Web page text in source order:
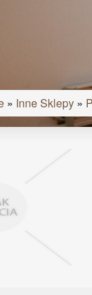
» Inne Sklepy »